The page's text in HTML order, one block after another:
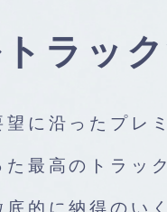
ラッ
に沿ったプレ
た最高のトラッ
的に納得のい